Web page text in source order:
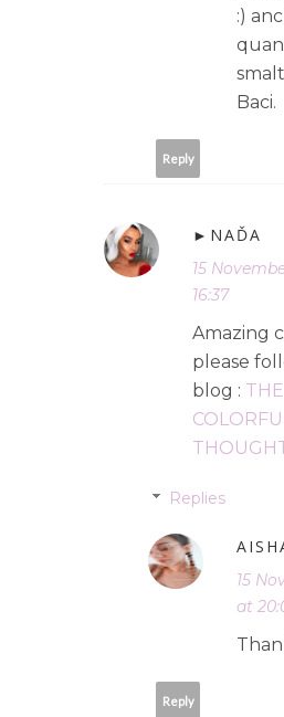
:)
Baci.
Reply
►NAĎA
15
16:37
Amazing
please
blog : THE
Replies
15
at
Reply